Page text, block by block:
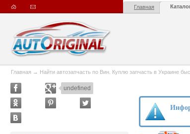
Главная
Главная → Найти автозапчасть по Вин. Куплю запчасть в Украине
undefined